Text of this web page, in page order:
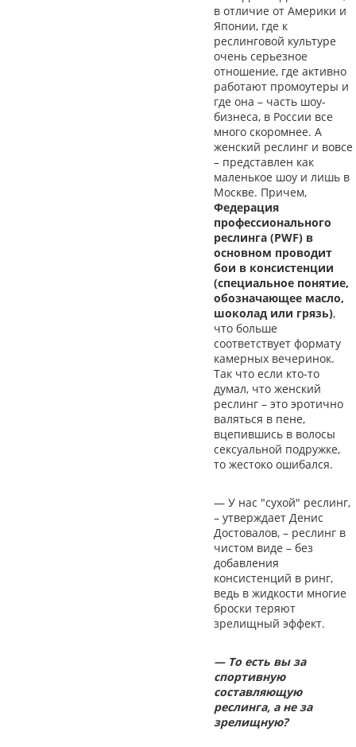
в отличие от Америки и
Японии, где к
реслинговой культуре
очень серьезное
отношение, где активно
работают промоутеры и
где она – часть шоу-
бизнеса, в России все
много скоромнее. А
женский реслинг и вовсе
– представлен как
маленькое шоу и лишь в
Москве. Причем,
Федерация
профессионального
реслинга (PWF) в
основном проводит
бои в консистенции
(специальное понятие,
обозначающее масло,
шоколад или грязь),
что больше
соответствует формату
камерных вечеринок.
Так что если кто-то
думал, что женский
реслинг – это эротично
валяться в пене,
вцепившись в волосы
сексуальной подружке,
то жестоко ошибался.
— У нас "сухой" реслинг,
– утверждает Денис
Достовалов, – реслинг в
чистом виде – без
добавления
консистенций в ринг,
ведь в жидкости многие
броски теряют
зрелищный эффект.
— То есть вы за
спортивную
составляющую
реслинга, а не за
зрелищную?